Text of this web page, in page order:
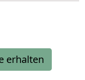
erhalten